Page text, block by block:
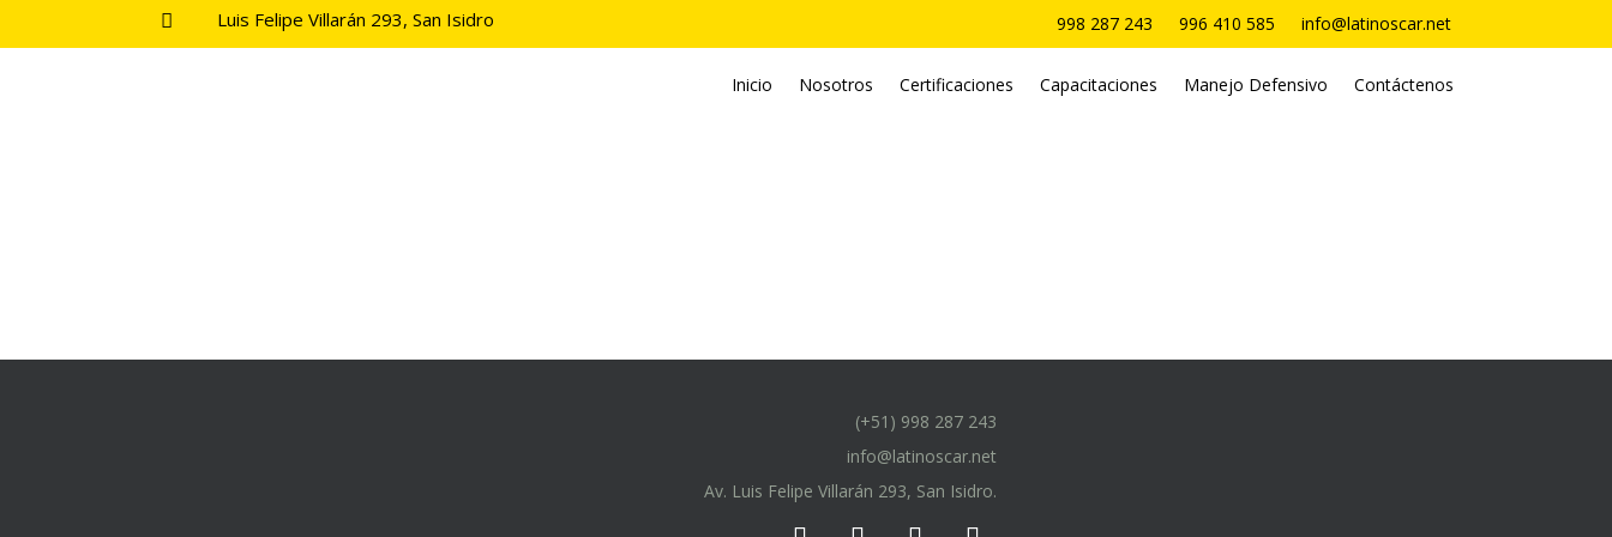
 Luis Felipe Villarán 293, San Isidro 998 287 243 996 410 585 info@latinoscar.net
Inicio Nosotros Certificaciones Capacitaciones Manejo Defensivo Contáctenos
(+51) 998 287 243
info@latinoscar.net
Av. Luis Felipe Villarán 293, San Isidro.